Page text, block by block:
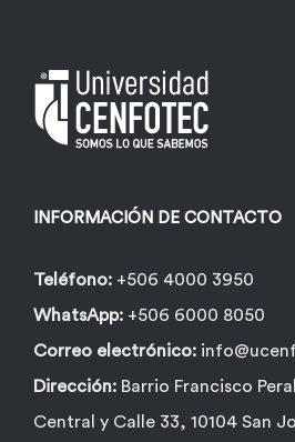
INFORMACIÓN DE CONTACTO
Teléfono: +506 4000 3950
WhatsApp: +506 6000 8050
Correo electrónico:
Dirección: Barrio Francisco
Central y Calle 33, 10104 San